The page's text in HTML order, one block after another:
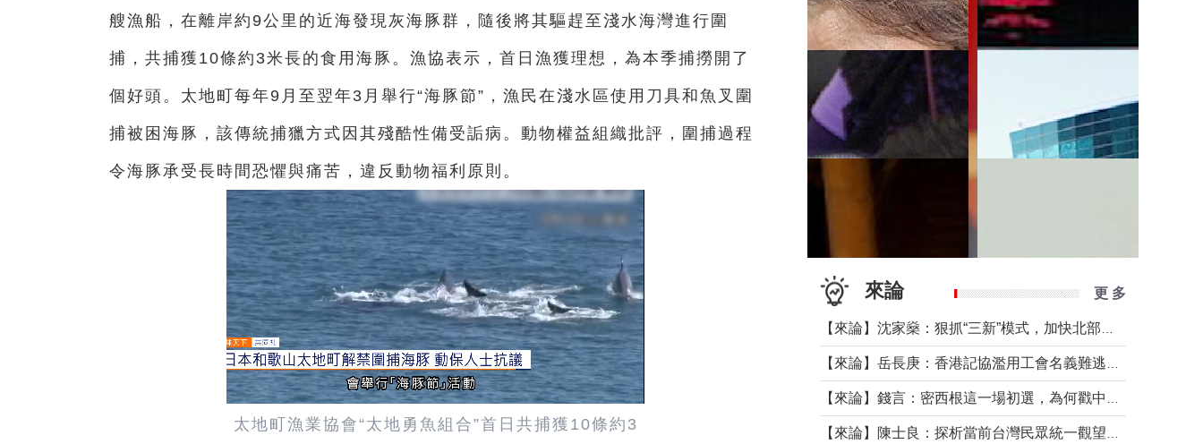
艘漁船，在離岸約9公里的近海發現灰海豚群，隨後將其驅趕至淺水海灣進行圍
捕，共捕獲10條約3米長的食用海豚。漁協表示，首日漁獲理想，為本季捕撈開了
個好頭。太地町每年9月至翌年3月舉行“海豚節”，漁民在淺水區使用刀具和魚叉圍
捕被困海豚，該傳統捕獵方式因其殘酷性備受詬病。動物權益組織批評，圍捕過程
令海豚承受長時間恐懼與痛苦，違反動物福利原則。
太地町漁業協會“太地勇魚組合”首日共捕獲10條約3
來論 更 多